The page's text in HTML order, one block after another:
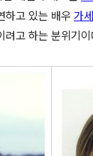
하고 있는 배우 가
려고 하는 분위기이